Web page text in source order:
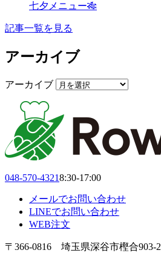
七夕メニュー🎋
記事一覧を見る
アーカイブ
アーカイブ
048-570-43218:30-17:00
メールでお問い合わせ
LINEでお問い合わせ
WEB注文
〒366-0816 埼玉県深谷市樫合903-2